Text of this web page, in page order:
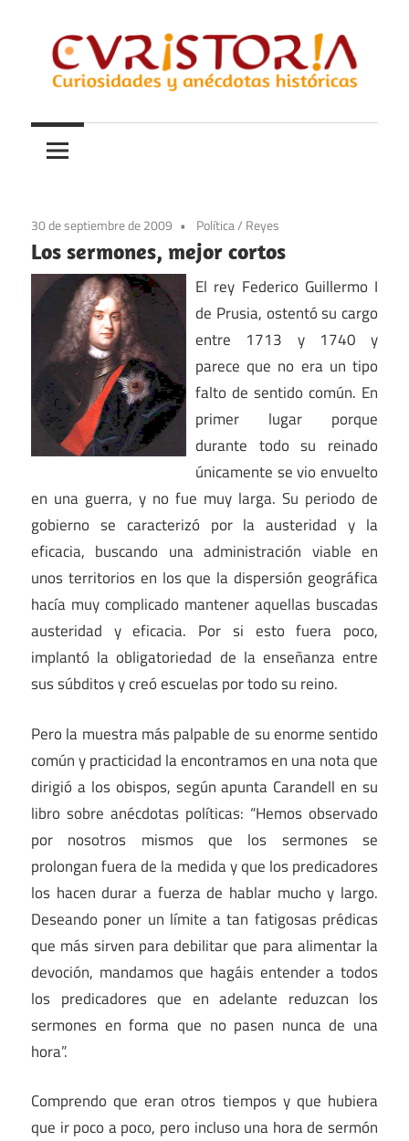
contenido
Curistoria
y
anécdotas
historia
30 de septiembre de 2009 Política/ Reyes
Los sermones, mejor cortos
El rey Federico Guillermo I
de Prusia, ostentó su cargo
entre 1713 y 1740 y
parece que no era un tipo
falto de sentido común. En
primer lugar porque
durante todo su reinado
únicamente se vio envuelto
en una guerra, y no fue muy larga. Su periodo de
gobierno se caracterizó por la austeridad y la
eficacia, buscando una administración viable en
unos territorios en los que la dispersión geográfica
hacía muy complicado mantener aquellas buscadas
austeridad y eficacia. Por si esto fuera poco,
implantó la obligatoriedad de la enseñanza entre
sus súbditos y creó escuelas por todo su reino.
Pero la muestra más palpable de su enorme sentido
común y practicidad la encontramos en una nota que
dirigió a los obispos, según apunta Carandell en su
libro sobre anécdotas políticas: “Hemos observado
por nosotros mismos que los sermones se
prolongan fuera de la medida y que los predicadores
los hacen durar a fuerza de hablar mucho y largo.
Deseando poner un límite a tan fatigosas prédicas
que más sirven para debilitar que para alimentar la
devoción, mandamos que hagáis entender a todos
los predicadores que en adelante reduzcan los
sermones en forma que no pasen nunca de una
hora”.
Comprendo que eran otros tiempos y que hubiera
que ir poco a poco, pero incluso una hora de sermón